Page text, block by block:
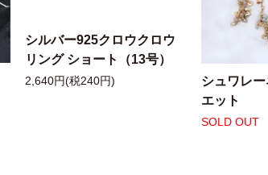
シルバー925クロウクロウ
リング ショート（13号）
2,640円(税240円)
シュワレ
エット
SOLD OUT